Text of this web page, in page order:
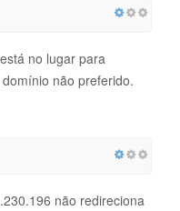
no lugar para
não preferido.
não redireciona